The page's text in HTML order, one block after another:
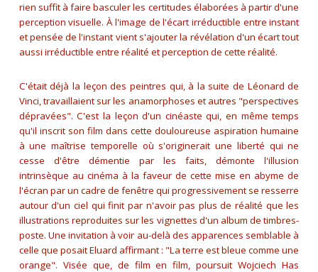
rien suffit à faire basculer les certitudes élaborées à partir d'une
perception visuelle. À l'image de l'écart irréductible entre instant
et pensée de l'instant vient s'ajouter la révélation d'un écart tout
aussi irréductible entre réalité et perception de cette réalité.
C'était déjà la leçon des peintres qui, à la suite de Léonard de
Vinci, travaillaient sur les anamorphoses et autres "perspectives
dépravées". C'est la leçon d'un cinéaste qui, en même temps
qu'il inscrit son film dans cette douloureuse aspiration humaine
à une maîtrise temporelle où s'originerait une liberté qui ne
cesse d'être démentie par les faits, démonte l'illusion
intrinsèque au cinéma à la faveur de cette mise en abyme de
l'écran par un cadre de fenêtre qui progressivement se resserre
autour d'un ciel qui finit par n'avoir pas plus de réalité que les
illustrations reproduites sur les vignettes d'un album de timbres-
poste. Une invitation à voir au-delà des apparences semblable à
celle que posait Eluard affirmant : "La terre est bleue comme une
orange". Visée que, de film en film, poursuit Wojciech Has